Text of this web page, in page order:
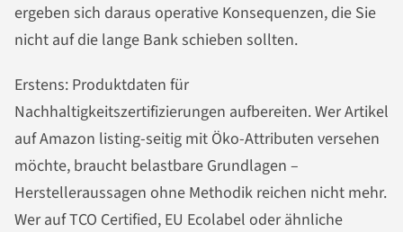
ergeben sich daraus operative Konsequenzen, die Sie
nicht auf die lange Bank schieben sollten.
Erstens: Produktdaten für
Nachhaltigkeitszertifizierungen aufbereiten. Wer Artikel
auf Amazon listing-seitig mit Öko-Attributen versehen
möchte, braucht belastbare Grundlagen –
Herstelleraussagen ohne Methodik reichen nicht mehr.
Wer auf TCO Certified, EU Ecolabel oder ähnliche